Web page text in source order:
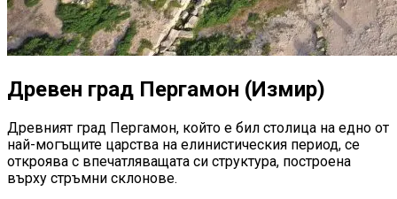
Древен град Пергамон (Измир)
Древният град Пергамон, който е бил столица на едно от
най-могъщите царства на елинистическия период, се
откроява с впечатляващата си структура, построена
върху стръмни склонове.